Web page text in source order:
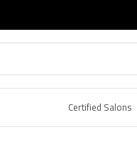
Certified Salons